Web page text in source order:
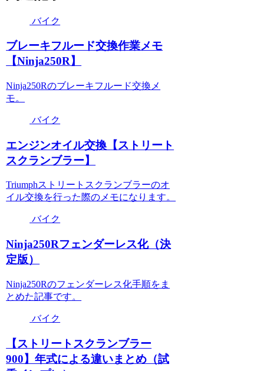
バイク
ブレーキフルード交換作業メモ
【Ninja250R】
Ninja250Rのブレーキフルード交換メ
モ。
バイク
エンジンオイル交換【ストリート
スクランブラー】
Triumphストリートスクランブラーのオ
イル交換を行った際のメモになります。
バイク
Ninja250Rフェンダーレス化（決
定版）
Ninja250Rのフェンダーレス化手順をま
とめた記事です。
バイク
【ストリートスクランブラー
900】年式による違いまとめ（試